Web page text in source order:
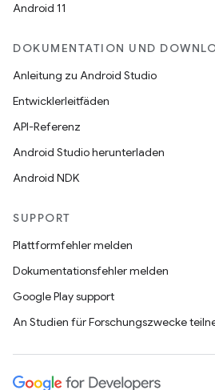
Android 11
DOKUMENTATION UND
Anleitung zu Android Studio
Entwicklerleitfäden
API-Referenz
Android Studio herunterladen
Android NDK
SUPPORT
Plattformfehler melden
Dokumentationsfehler melden
Google Play support
An Studien für Forschungszwecke